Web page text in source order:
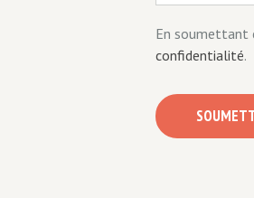
En soumettant
confidentialité.